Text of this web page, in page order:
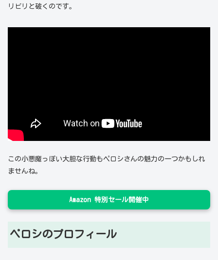
リビリと破くのです。
この小悪魔っぽい大胆な行動もペロシさんの魅力の一つかもしれ
ませんね。
Amazon 特別セール開催中
ペロシのプロフィール